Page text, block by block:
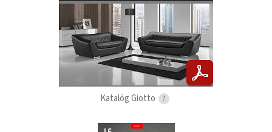
Katalóg Giotto ?